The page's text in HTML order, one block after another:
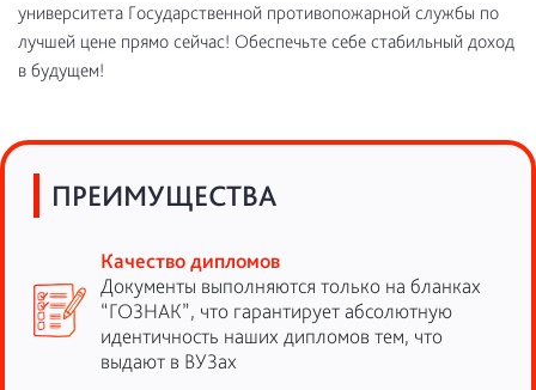
университета Государственной противопожарной службы по
лучшей цене прямо сейчас! Обеспечьте себе стабильный доход
в будущем!
ПРЕИМУЩЕСТВА
Качество дипломов
Документы выполняются только на бланках
“ГОЗНАК”, что гарантирует абсолютную
идентичность наших дипломов тем, что
выдают в ВУЗах